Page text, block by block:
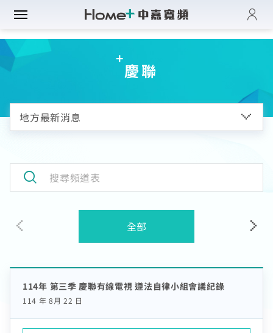
市
短約
系列方案
值服務
壢平鎮觀音
橋土城限定
區域限定
方案
霸方案
自由配
品介紹
全戶通
速測試
樂
位有線電視
視節目表
庭
霸
慧生活家電
心
慶聯
全部
114年 第三季 慶聯有線電視 遵法自律小組會議紀錄
114 年 8月 22 日